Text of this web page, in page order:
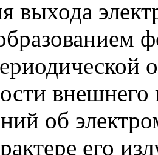
выхода
внешнего
об
его